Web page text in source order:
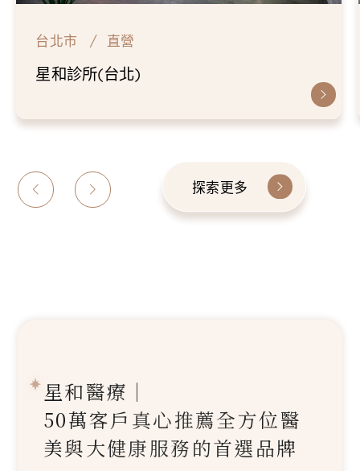
台北市 直營
星和診所(台北)
探索更多
星和醫療｜
50萬客戶真心推薦全方位醫
美與大健康服務的首選品牌